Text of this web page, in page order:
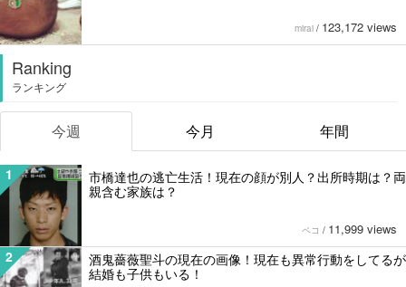
mirai / 123,172 views
Ranking
ランキング
今週 今月 年間
1
市橋達也の逃亡生活！現在の顔が別人？出所時期は？両
親含む家族は？
ペコ / 11,999 views
2
酒鬼薔薇聖斗の現在の画像！現在も異常行動をしてるが
結婚も子供もいる！